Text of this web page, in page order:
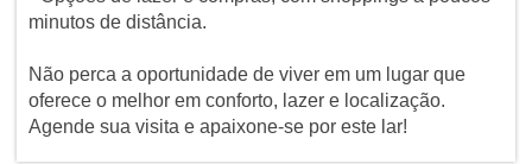
minutos de distância.
Não perca a oportunidade de viver em um lugar que
oferece o melhor em conforto, lazer e localização.
Agende sua visita e apaixone-se por este lar!